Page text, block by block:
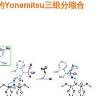
Yonemitsu三组分缩合